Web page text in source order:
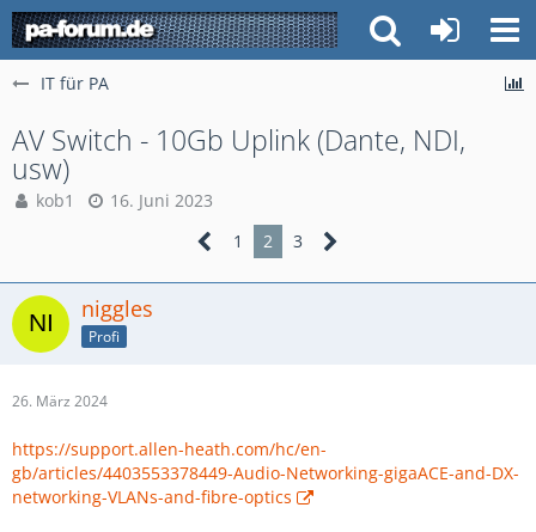
IT für PA
AV Switch - 10Gb Uplink (Dante, NDI,
usw)
kob1
16. Juni 2023
1
2 3
niggles
Profi
26. März 2024
https://support.allen-heath.com/hc/en-
gb/articles/4403553378449-Audio-Networking-gigaACE-and-DX-
networking-VLANs-and-fibre-optics